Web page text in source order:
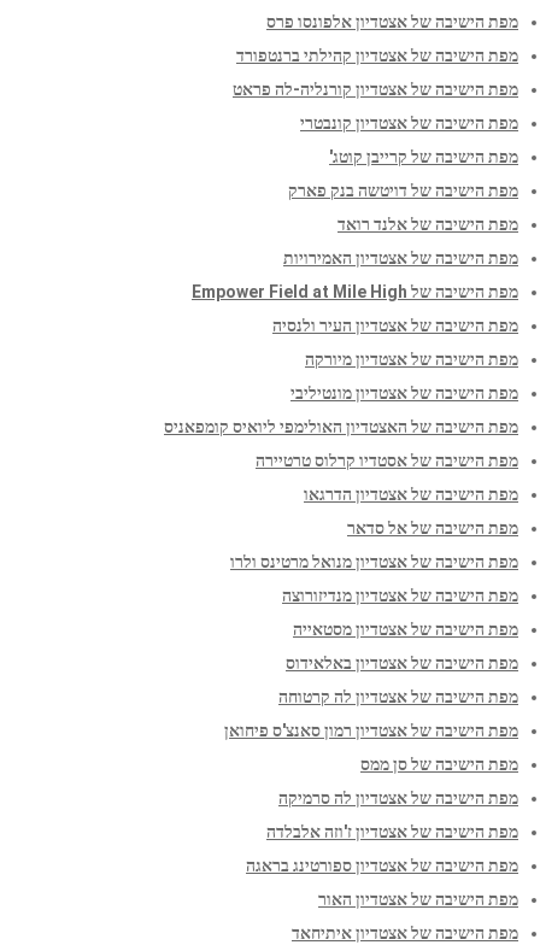
מפת הישיבה של אצטדיון אלפונסו פרס
מפת הישיבה של אצטדיון קהילתי ברנטפורד
מפת הישיבה של אצטדיון קורנליה-לה פראט
מפת הישיבה של אצטדיון קונבטרי
מפת הישיבה של קרייבן קוטג'
מפת הישיבה של דויטשה בנק פארק
מפת הישיבה של אלנד רואד
מפת הישיבה של אצטדיון האמירויות
מפת הישיבה של Empower Field at Mile High
מפת הישיבה של אצטדיון העיר ולנסיה
מפת הישיבה של אצטדיון מיורקה
מפת הישיבה של אצטדיון מונטיליבי
מפת הישיבה של האצטדיון האולימפי ליואיס קומפאניס
מפת הישיבה של אסטדיו קרלוס טרטיירה
מפת הישיבה של אצטדיון הדרגאו
מפת הישיבה של אל סדאר
מפת הישיבה של אצטדיון מנואל מרטינס ולרו
מפת הישיבה של אצטדיון מנדיזורוצה
מפת הישיבה של אצטדיון מסטאייה
מפת הישיבה של אצטדיון באלאידוס
מפת הישיבה של אצטדיון לה קרטוחה
מפת הישיבה של אצטדיון רמון סאנצ'ס פיחואן
מפת הישיבה של סן ממס
מפת הישיבה של אצטדיון לה סרמיקה
מפת הישיבה של אצטדיון ז'וזה אלבלדה
מפת הישיבה של אצטדיון ספורטינג בראגה
מפת הישיבה של אצטדיון האור
מפת הישיבה של אצטדיון איתיחאד